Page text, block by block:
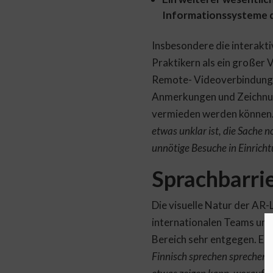
Informationssysteme
Insbesondere die
Praktikern als ein großer
Remote-
Anmerkungen und
vermieden werden
etwas unklar ist, die Sache
unnötige Besuche in
Die visuelle Natur der
internationalen Teams
Bereich sehr entgegen.
Finnisch sprechen